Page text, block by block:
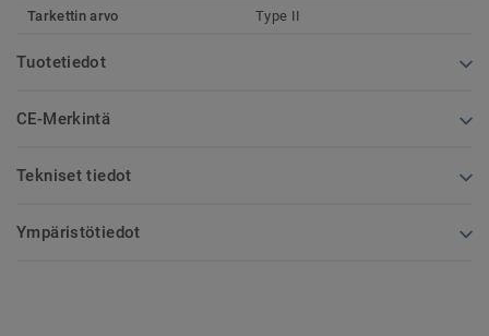
Tarkettin arvo Type II
Tuotetiedot
CE-Merkintä
Tekniset tiedot
Ympäristötiedot